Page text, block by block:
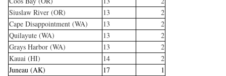
Siuslaw River (OR)
13
2
Cape Disappointment (WA)
13
2
Quilayute (WA)
13
2
Grays Harbor (WA)
13
2
Kauai (HI)
14
2
Juneau (AK)
17
1